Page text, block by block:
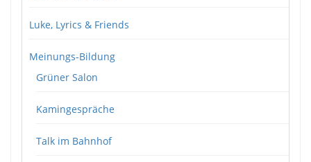
Luke, Lyrics & Friends
Meinungs-Bildung
Grüner Salon
Kamingespräche
Talk im Bahnhof